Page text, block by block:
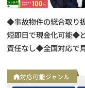
◆事故物件の総合取り
短即日で現金化可能◆
責任なし◆全国対応で
対応可能ジャンル